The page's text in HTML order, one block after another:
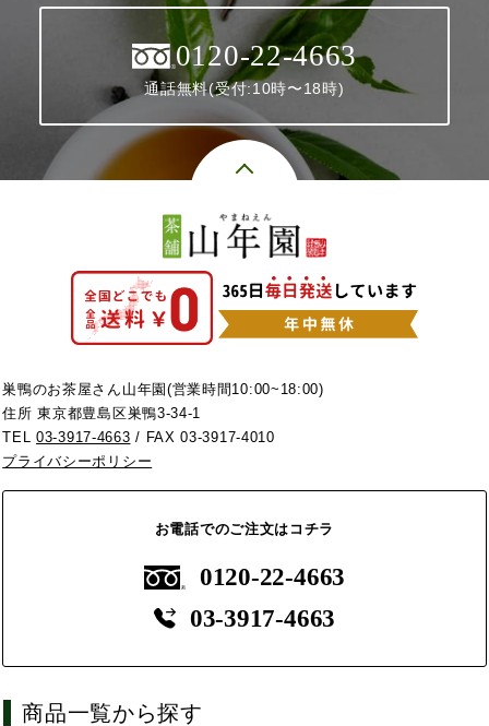
0120-22-4663
通話無料(受付:10時〜18時)
巣鴨のお茶屋さん山年園(営業時間10:00~18:00)
住所 東京都豊島区巣鴨3-34-1
TEL03-3917-4663 / FAX 03-3917-4010
プライバシーポリシー
お電話でのご注文はコチラ
0120-22-4663
03-3917-4663
商品一覧から探す